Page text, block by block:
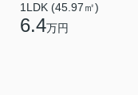
1LDK (45.97㎡)
6.4万円